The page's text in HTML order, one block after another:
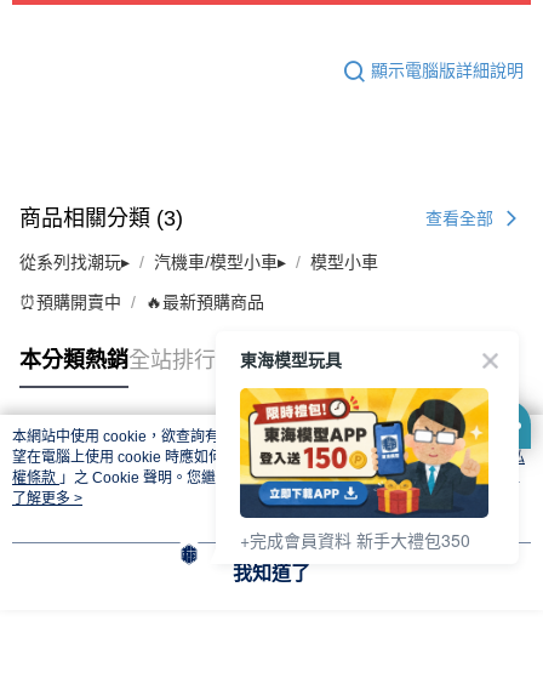
顯示電腦版詳細說明
商品相關分類 (3) 查看全部
從系列找潮玩▸ 汽機車/模型小車▸ 模型小車
⏰預購開賣中 🔥最新預購商品
本分類熱銷全站排行
熱門標籤
本網站中使用 cookie，欲查詢有關本網站使用 cookie 方式之詳情，及若您不希
望在電腦上使用 cookie 時應如何變更電腦的 cookie 設定，請參閱本網站「
隱私
權條款 」之 Cookie 聲明。您繼續使用本網站即表示您同意本公司得按本網站使
用條款之 Cookie 聲明使用 cookie。
了解更多 >
我知道了
東海模型玩具
+完成會員資料 新手大禮包350